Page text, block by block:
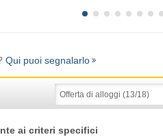
Qui puoi segnalarlo
ai criteri specifici